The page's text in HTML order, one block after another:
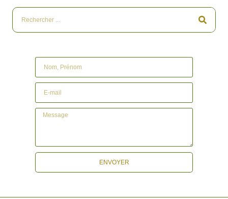
ENVOYER